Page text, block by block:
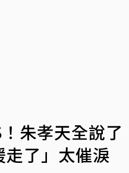
朱孝天全說了
了」太催淚